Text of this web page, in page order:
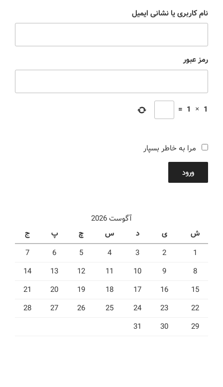
نام کاربری یا نشانی ایمیل
رمز عبور
1
×
1
=
مرا به خاطر بسپار
ورود
آگوست 2026
ش
ی د س چ پ
ج
1
2
3
4
5
6
7
8
9
10
11
12
13
14
15
16
17
18
19
20
21
22
23
24
25
26
27
28
29
30
31